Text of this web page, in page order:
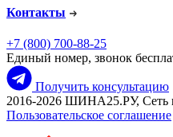
Контакты
+7 (800) 700-88-25
Единый номер, звонок
Получить консультацию
2016-2026 ШИНА25.РУ, Сеть
Пользовательское соглашение